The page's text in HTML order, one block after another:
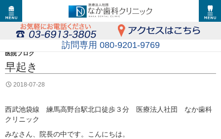
訪問専用 080-9201-9769
医院ブログ
早起き
2018-07-28
西武池袋線 練馬高野台駅北口徒歩３分 医療法人社団 なか歯科
クリニック
みなさん、院長の中です。こんにちは。